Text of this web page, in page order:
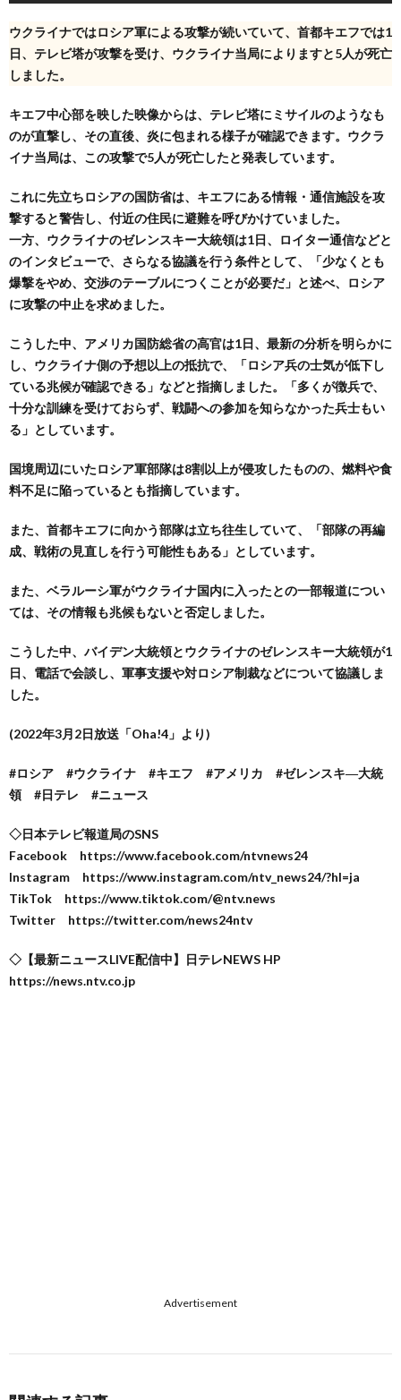
ウクライナではロシア軍による攻撃が続いていて、首都キエフでは1
日、テレビ塔が攻撃を受け、ウクライナ当局によりますと5人が死亡
しました。
キエフ中心部を映した映像からは、テレビ塔にミサイルのようなも
のが直撃し、その直後、炎に包まれる様子が確認できます。ウクラ
イナ当局は、この攻撃で5人が死亡したと発表しています。
これに先立ちロシアの国防省は、キエフにある情報・通信施設を攻
撃すると警告し、付近の住民に避難を呼びかけていました。
一方、ウクライナのゼレンスキー大統領は1日、ロイター通信などと
のインタビューで、さらなる協議を行う条件として、「少なくとも
爆撃をやめ、交渉のテーブルにつくことが必要だ」と述べ、ロシア
に攻撃の中止を求めました。
こうした中、アメリカ国防総省の高官は1日、最新の分析を明らかに
し、ウクライナ側の予想以上の抵抗で、「ロシア兵の士気が低下し
ている兆候が確認できる」などと指摘しました。「多くが徴兵で、
十分な訓練を受けておらず、戦闘への参加を知らなかった兵士もい
る」としています。
国境周辺にいたロシア軍部隊は8割以上が侵攻したものの、燃料や食
料不足に陥っているとも指摘しています。
また、首都キエフに向かう部隊は立ち往生していて、「部隊の再編
成、戦術の見直しを行う可能性もある」としています。
また、ベラルーシ軍がウクライナ国内に入ったとの一部報道につい
ては、その情報も兆候もないと否定しました。
こうした中、バイデン大統領とウクライナのゼレンスキー大統領が1
日、電話で会談し、軍事支援や対ロシア制裁などについて協議しま
した。
(2022年3月2日放送「Oha!4」より)
#ロシア #ウクライナ #キエフ #アメリカ #ゼレンスキ―大統
領 #日テレ #ニュース
◇日本テレビ報道局のSNS
Facebook https://www.facebook.com/ntvnews24
Instagram https://www.instagram.com/ntv_news24/?hl=ja
TikTok https://www.tiktok.com/@ntv.news
Twitter https://twitter.com/news24ntv
◇【最新ニュースLIVE配信中】日テレNEWS HP
https://news.ntv.co.jp
Advertisement